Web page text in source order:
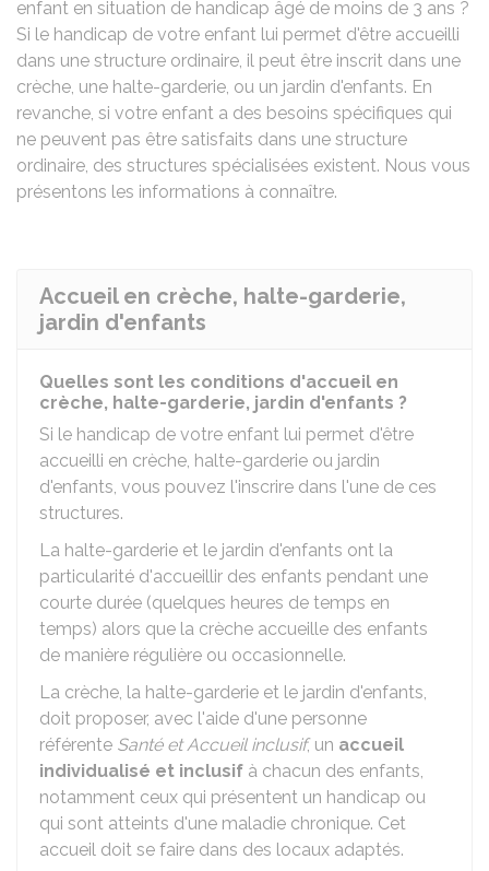
enfant en situation de handicap âgé de moins de 3 ans ?
Si le handicap de votre enfant lui permet d'être accueilli
dans une structure ordinaire, il peut être inscrit dans une
crèche, une halte-garderie, ou un jardin d'enfants. En
revanche, si votre enfant a des besoins spécifiques qui
ne peuvent pas être satisfaits dans une structure
ordinaire, des structures spécialisées existent. Nous vous
présentons les informations à connaître.
Accueil en crèche, halte-garderie,
jardin d'enfants
Quelles sont les conditions d'accueil en
crèche, halte-garderie, jardin d'enfants ?
Si le handicap de votre enfant lui permet d'être
accueilli en crèche, halte-garderie ou jardin
d'enfants, vous pouvez l'inscrire dans l'une de ces
structures.
La halte-garderie et le jardin d'enfants ont la
particularité d'accueillir des enfants pendant une
courte durée (quelques heures de temps en
temps) alors que la crèche accueille des enfants
de manière régulière ou occasionnelle.
La crèche, la halte-garderie et le jardin d'enfants,
doit proposer, avec l'aide d'une personne
référente Santé et Accueil inclusif, un accueil
individualisé et inclusif à chacun des enfants,
notamment ceux qui présentent un handicap ou
qui sont atteints d'une maladie chronique. Cet
accueil doit se faire dans des locaux adaptés.